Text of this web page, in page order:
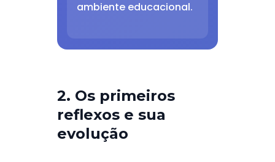
ambiente educacional.
2. Os primeiros
reflexos e sua
evolução